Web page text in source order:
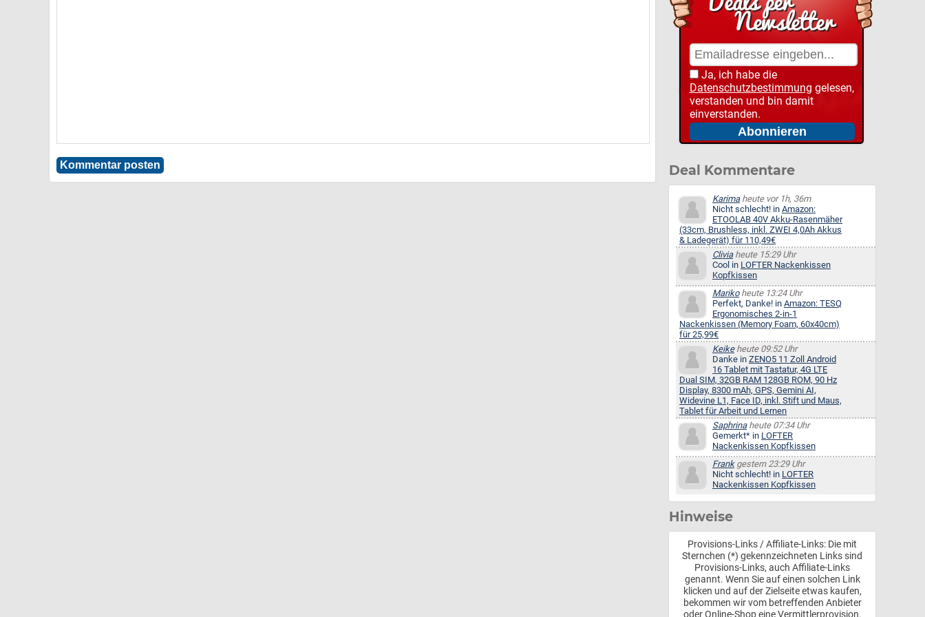
Ja, ich habe die
Datenschutzbestimmung gelesen,
verstanden und bin damit
einverstanden.
Deal Kommentare
Karimaheute vor 1h, 36m
Nicht schlecht! in Amazon:
ETOOLAB 40V Akku-Rasenmäher
(33cm, Brushless, inkl. ZWEI 4,0Ah Akkus
& Ladegerät) für 110,49€
Cliviaheute 15:29 Uhr
Cool in LOFTER Nackenkissen
Kopfkissen
Marikoheute 13:24 Uhr
Perfekt, Danke! in Amazon: TESQ
Ergonomisches 2-in-1
Nackenkissen (Memory Foam, 60x40cm)
für 25,99€
Keikeheute 09:52 Uhr
Danke in ZENO5 11 Zoll Android
16 Tablet mit Tastatur, 4G LTE
Dual SIM, 32GB RAM 128GB ROM, 90 Hz
Display, 8300 mAh, GPS, Gemini AI,
Widevine L1, Face ID, inkl. Stift und Maus,
Tablet für Arbeit und Lernen
Saphrinaheute 07:34 Uhr
Gemerkt* in LOFTER
Nackenkissen Kopfkissen
Frankgestern 23:29 Uhr
Nicht schlecht! in LOFTER
Nackenkissen Kopfkissen
Hinweise
Provisions-Links / Affiliate-Links: Die mit
Sternchen (*) gekennzeichneten Links sind
Provisions-Links, auch Affiliate-Links
genannt. Wenn Sie auf einen solchen Link
klicken und auf der Zielseite etwas kaufen,
bekommen wir vom betreffenden Anbieter